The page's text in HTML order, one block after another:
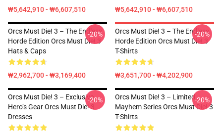
₩5,642,910 - ₩6,607,510 ₩5,642,910 - ₩6,607,510
Orcs Must Die! 3 – The Endless
Horde Edition Orcs Must Die! 3
Hats & Caps
₩2,962,700 - ₩3,169,400
-20%
Orcs Must Die! 3 – The Endless
Horde Edition Orcs Must Die! 3
T-Shirts
₩3,651,700 - ₩4,202,900
-20%
Orcs Must Die! 3 – Exclusive
Hero’s Gear Orcs Must Die! 3
Dresses
-20%
Orcs Must Die! 3 – Limited
Mayhem Series Orcs Must Die! 3
T-Shirts
-20%